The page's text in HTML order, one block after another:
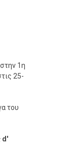
1η
25-
του
d'